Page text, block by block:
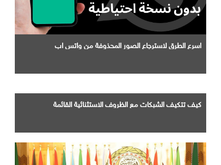
اسرع الطرق لاسترجاع الصور المحذوفة من واتس اب
كيف تتكيف الشبكات مع الظروف الاستثنائية القائمة